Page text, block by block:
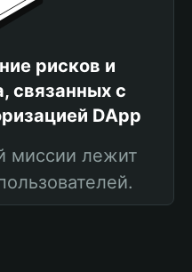
рисков и
связанных с
DApp
миссии лежит